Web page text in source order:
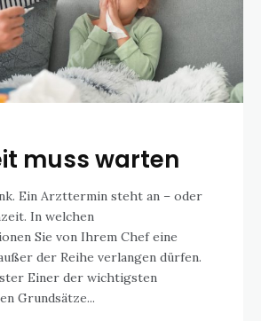
muss warten
Ein Arzttermin steht an – oder
In welchen
Sie von Ihrem Chef eine
der Reihe verlangen dürfen.
Grundsätze...